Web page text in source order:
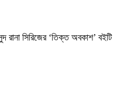
সিরিজের ‘তিক্ত অবকাশ’ বইটি